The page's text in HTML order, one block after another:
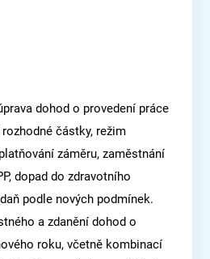
dohod o provedení práce
částky, režim
záměru, zaměstnání
dopad do zdravotního
podle nových podmínek.
a zdanění dohod o
roku, včetně kombinací